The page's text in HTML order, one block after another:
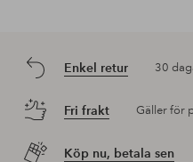
Enkel retur 30
Fri frakt Gäller för
Köp nu, betala sen